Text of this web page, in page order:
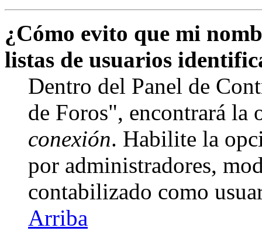
¿Cómo evito que mi
listas de usuarios
Dentro del Panel de
de Foros", encontrará la
conexión. Habilite la
por administradores,
contabilizado como
Arriba